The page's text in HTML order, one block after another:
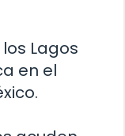
Lagos
en el